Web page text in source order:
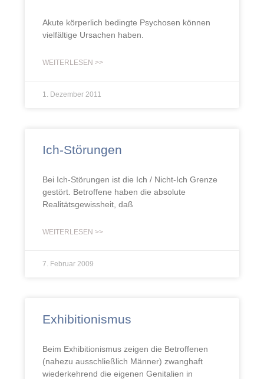
Akute körperlich bedingte Psychosen können
vielfältige Ursachen haben.
WEITERLESEN >>
1. Dezember 2011
Ich-Störungen
Bei Ich-Störungen ist die Ich / Nicht-Ich Grenze
gestört. Betroffene haben die absolute
Realitätsgewissheit, daß
WEITERLESEN >>
7. Februar 2009
Exhibitionismus
Beim Exhibitionismus zeigen die Betroffenen
(nahezu ausschließlich Männer) zwanghaft
wiederkehrend die eigenen Genitalien in